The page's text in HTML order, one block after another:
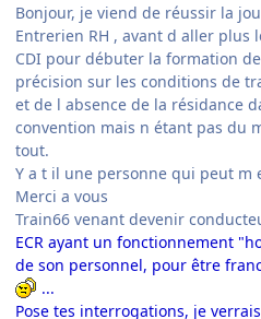
Bonjour, je viend de réussir la
Entrerien RH , avant d aller plus
CDI pour débuter la formation
précision sur les conditions de
et de l absence de la résidance
convention mais n étant pas du
tout.
Y a t il une personne qui peut m
Merci a vous
Train66 venant devenir
ECR ayant un fonctionnement
de son personnel, pour être
...
Pose tes interrogations, je